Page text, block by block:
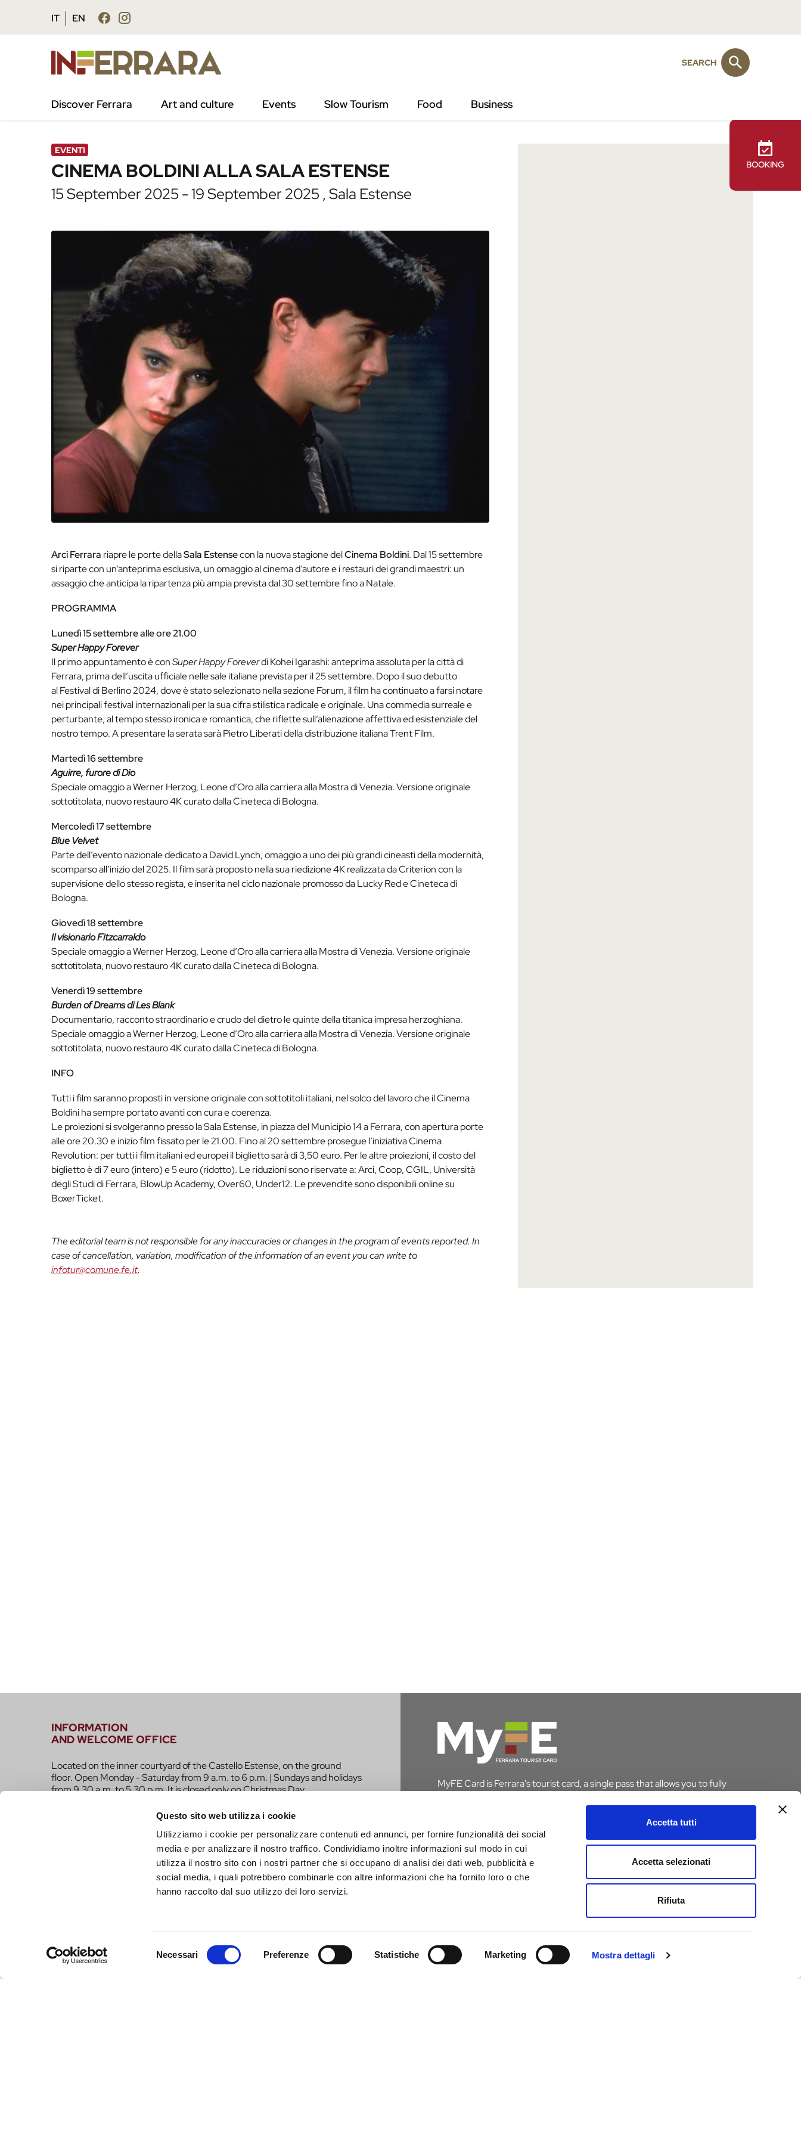
Questo sito web utilizza i cookie
Utilizziamo i cookie per personalizzare contenuti ed annunci, per fornire funzionalità dei social
media e per analizzare il nostro traffico. Condividiamo inoltre informazioni sul modo in cui
utilizza il nostro sito con i nostri partner che si occupano di analisi dei dati web, pubblicità e
social media, i quali potrebbero combinarle con altre informazioni che ha fornito loro o che
hanno raccolto dal suo utilizzo dei loro servizi.
Necessari Preferenze Statistiche Marketing Mostra dettagli
Accetta tutti
Accetta selezionati
Rifiuta
Vai al contenuto principale
Vai al footer
IT EN
BOOKING
SEARCH
Discover Ferrara Art and culture Events Slow Tourism Food Business
/ Agenda / CINEMA BOLDINI ALLA SALA ESTENSE
EVENTI
CINEMA BOLDINI ALLA SALA ESTENSE
15 September 2025 - 19 September 2025 , Sala Estense
Arci Ferrara riapre le porte dellaSala Estensecon la nuova stagione delCinema Boldini. Dal 15 settembre
si riparte con un’anteprima esclusiva, un omaggio al cinema d’autore e i restauri dei grandi maestri: un
assaggio che anticipa la ripartenza più ampia prevista dal 30 settembre fino a Natale.
PROGRAMMA
Lunedì 15 settembre alle ore 21.00
Super Happy Forever
Il primo appuntamento è conSuper Happy Foreverdi Kohei Igarashi: anteprima assoluta per la città di
Ferrara, prima dell’uscita ufficiale nelle sale italiane prevista per il 25 settembre. Dopo il suo debutto
al Festival di Berlino 2024, dove è stato selezionato nella sezione Forum, il film ha continuato a farsi notare
nei principali festival internazionali per la sua cifra stilistica radicale e originale. Una commedia surreale e
perturbante, al tempo stesso ironica e romantica, che riflette sull’alienazione affettiva ed esistenziale del
nostro tempo. A presentare la serata sarà Pietro Liberati della distribuzione italiana Trent Film.
Martedì 16 settembre
Aguirre, furore di Dio
Speciale omaggio a Werner Herzog, Leone d’Oro alla carriera alla Mostra di Venezia. Versione originale
sottotitolata, nuovo restauro 4K curato dalla Cineteca di Bologna.
Mercoledì 17 settembre
Blue Velvet
Parte dell’evento nazionale dedicato a David Lynch, omaggio a uno dei più grandi cineasti della modernità,
scomparso all’inizio del 2025. Il film sarà proposto nella sua riedizione 4K realizzata da Criterion con la
supervisione dello stesso regista, e inserita nel ciclo nazionale promosso da Lucky Red e Cineteca di
Bologna.
Giovedì 18 settembre
Il visionario Fitzcarraldo
Speciale omaggio a Werner Herzog, Leone d’Oro alla carriera alla Mostra di Venezia. Versione originale
sottotitolata, nuovo restauro 4K curato dalla Cineteca di Bologna.
Venerdì 19 settembre
Burden of Dreams di Les Blank
Documentario, racconto straordinario e crudo del dietro le quinte della titanica impresa herzoghiana.
Speciale omaggio a Werner Herzog, Leone d’Oro alla carriera alla Mostra di Venezia. Versione originale
sottotitolata, nuovo restauro 4K curato dalla Cineteca di Bologna.
INFO
Tutti i film saranno proposti in versione originale con sottotitoli italiani, nel solco del lavoro che il Cinema
Boldini ha sempre portato avanti con cura e coerenza.
Le proiezioni si svolgeranno presso la Sala Estense, in piazza del Municipio 14 a Ferrara, con apertura porte
alle ore 20.30 e inizio film fissato per le 21.00. Fino al 20 settembre prosegue l’iniziativa Cinema
Revolution: per tutti i film italiani ed europei il biglietto sarà di 3,50 euro. Per le altre proiezioni, il costo del
biglietto è di 7 euro (intero) e 5 euro (ridotto). Le riduzioni sono riservate a: Arci, Coop, CGIL, Università
degli Studi di Ferrara, BlowUp Academy, Over60, Under12. Le prevendite sono disponibili online su
BoxerTicket.
The editorial team is not responsible for any inaccuracies or changes in the program of events reported. In
case of cancellation, variation, modification of the information of an event you can write to
infotur@comune.fe.it.
INFORMATION
AND WELCOME OFFICE
Located on the inner courtyard of the Castello Estense, on the ground
floor. Open Monday - Saturday from 9 a.m. to 6 p.m. | Sundays and holidays
from 9.30 a.m. to 5.30 p.m. It is closed only on Christmas Day.
infotur@comune.fe.it 0532-419190
ARE YOU A TOUR OPERATOR AND WOULD YOU LIKE TO BE
CONTACTED TO BE PART OF THE INFERRARA PROJECT?
MyFE Card is Ferrara's tourist card, a single pass that allows you to fully
in Ferrara, you are exempt from the tourist tax.
DISCOVER MYFE CARD